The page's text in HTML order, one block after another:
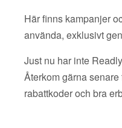
Här finns kampanjer
använda, exklusivt
Just nu har inte
Återkom gärna
rabattkoder och bra